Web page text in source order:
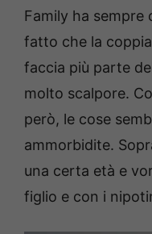
Family ha sempre
fatto che la
faccia più parte
molto scalpore.
però, le cose
ammorbidite.
una certa età e
figlio e con i